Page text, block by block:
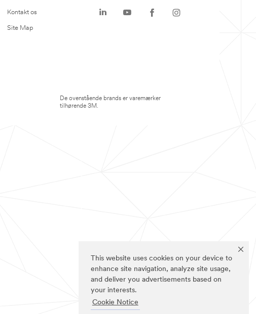
This website uses cookies on your device to
enhance site navigation, analyze site usage,
and deliver you advertisements based on
your interests.
Cookie Notice
Kontakt os
Site Map
De ovenstående brands er varemærker
tilhørende 3M.